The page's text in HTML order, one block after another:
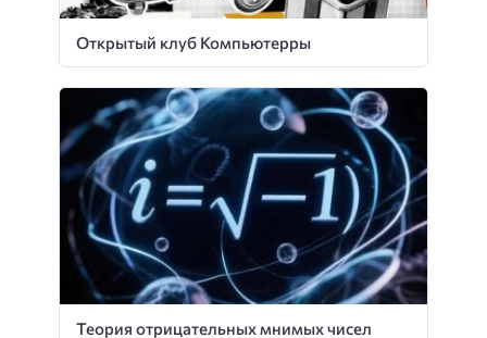
Открытый клуб Компьютерры
Теория отрицательных мнимых чисел